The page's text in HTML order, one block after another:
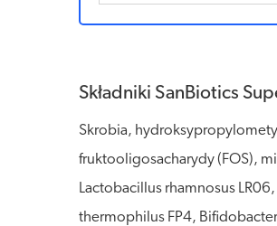
Składniki SanBiotics
Skrobia,
fruktooligosacharydy (FOS),
Lactobacillus rhamnosus
thermophilus FP4,